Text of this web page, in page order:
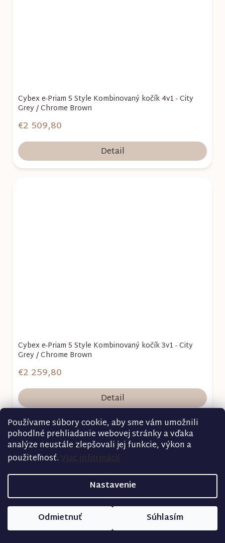
Používame súbory cookie, aby sme vám umožnili
pohodlné prehliadanie webovej stránky a vďaka
analýze neustále zlepšovali jej funkcie, výkon a
použiteľnosť.Viac informácií
Nastavenie
Odmietnuť Súhlasím
Cybex e-Priam 5 Style Kombinovaný kočík 4v1 - City
Grey / Chrome Brown
€2 509,80
Detail
Cybex e-Priam 5 Style Kombinovaný kočík 3v1 - City
Grey / Chrome Brown
€2 259,80
Detail